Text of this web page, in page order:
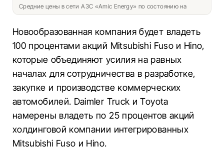
Средние цены в сети АЗС «Amic Energy» по состоянию на
Новообразованная компания будет владеть
100 процентами акций Mitsubishi Fuso и Hino,
которые объединяют усилия на равных
началах для сотрудничества в разработке,
закупке и производстве коммерческих
автомобилей. Daimler Truck и Toyota
намерены владеть по 25 процентов акций
холдинговой компании интегрированных
Mitsubishi Fuso и Hino.